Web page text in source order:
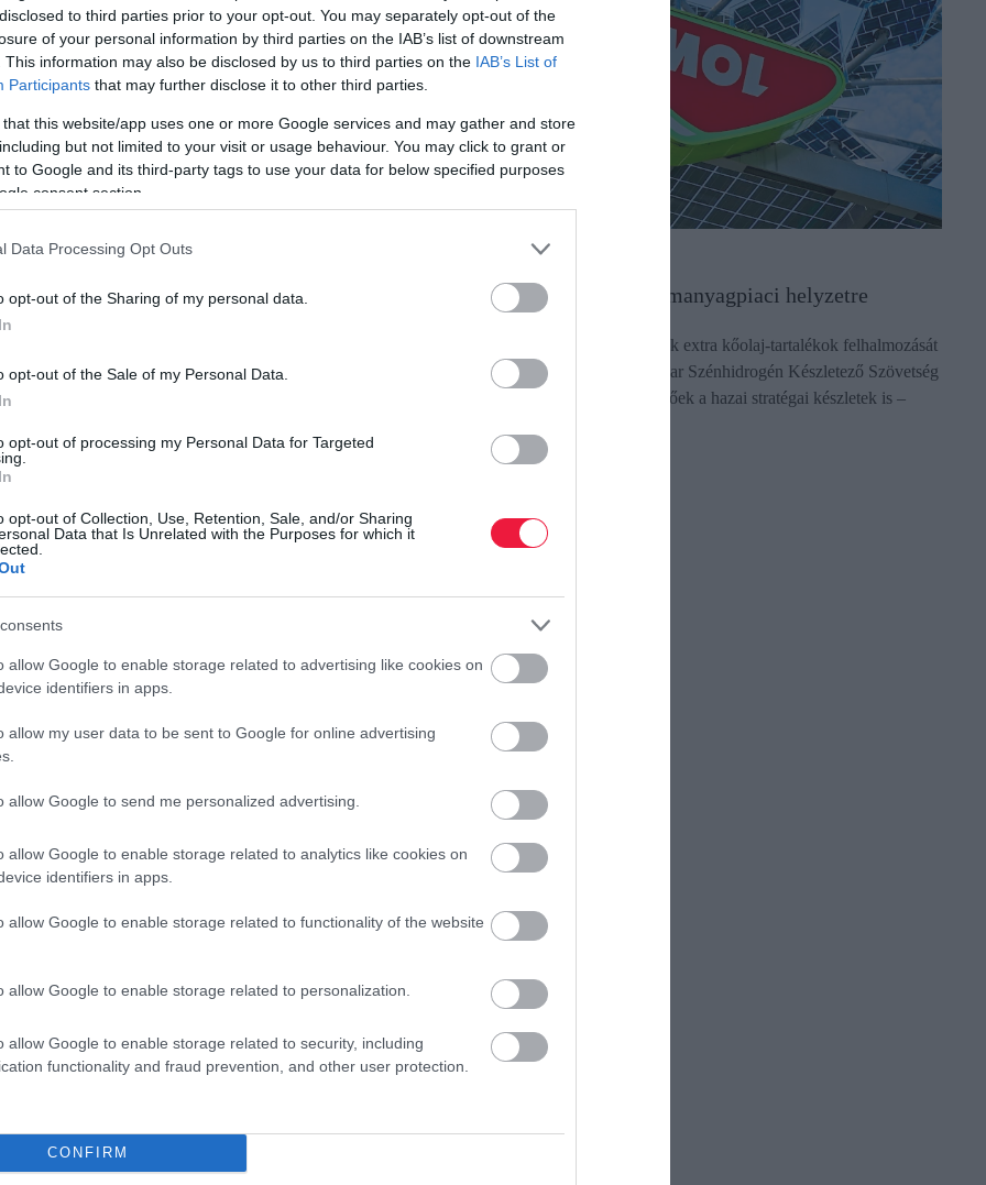
to third parties prior to your opt-out. You may separately opt-out of the
of your personal information by third parties on the IAB’s list of downstream
This information may also be disclosed by us to third parties on the IAB’s List of
Participants that may further disclose it to other third parties.
that this website/app uses one or more Google services and may gather and store
but not limited to your visit or usage behaviour. You may click to grant or
to Google and its third-party tags to use your data for below specified purposes
consent section.
Data Processing Opt Outs
opt-out of the Sharing of my personal data.
opt-out of the Sale of my Personal Data.
opt-out of processing my Personal Data for Targeted
opt-out of Collection, Use, Retention, Sale, and/or Sharing
Data that Is Unrelated with the Purposes for which it
allow Google to enable storage related to advertising like cookies on
identifiers in apps.
allow my user data to be sent to Google for online advertising
allow Google to send me personalized advertising.
allow Google to enable storage related to analytics like cookies on
identifiers in apps.
allow Google to enable storage related to functionality of the website
allow Google to enable storage related to personalization.
allow Google to enable storage related to security, including
functionality and fraud prevention, and other user protection.
CONFIRM
forrásként a Google Keresőben!
az ukrajnai háború miatt is emelkedő élelmiszerárak
az év végére. A Világbank korábban 198 millióra
élők
a nincstelenek teljes száma várhatóan 263 millióval
sújtó összeomlásnak – fogalmazott Gabriela Bucher,
hogy
kezében billió dollárok
mélyszegénységbe, miután a világjárvány során
bevezetni.
emelni a gazdagok adóját, például
és egy 5 százalékossal a milliárdosok
a szegénységből, emellett elegendő vakcinát
országokban mindenkinek járjon egészségügyi
hogy az egyes kormányoknak nincs elég pénzük
életet biztosítsanak: kiemeljék őket a szegénységből,
és jóllétükről. Ehelyett úgy látják, hogy
ÜZEMANYAG
A Mol reagált az üzemanyagpiaci helyzetre
A Mol nem látja indokoltnak extra kőolaj-tartalékok felhalmozását
és vásárlását, mivel a Magyar Szénhidrogén Készletező Szövetség
(MSZKSZ) szerint elegendőek a hazai stratégai készletek is –
rectangle